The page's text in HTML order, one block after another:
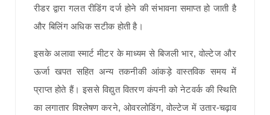
रीडर द्वारा गलत रीडिंग दर्ज होने की संभावना समाप्त हो जाती है
और बिलिंग अधिक सटीक होती है।
इसके अलावा स्मार्ट मीटर के माध्यम से बिजली भार, वोल्टेज और
ऊर्जा खपत सहित अन्य तकनीकी आंकड़े वास्तविक समय में
प्राप्त होते हैं। इससे विद्युत वितरण कंपनी को नेटवर्क की स्थिति
का लगातार विश्लेषण करने, ओवरलोडिंग, वोल्टेज में उतार-चढ़ाव